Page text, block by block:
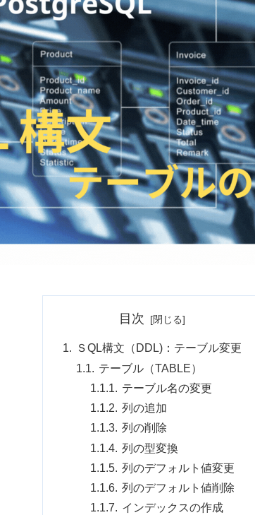
目次
ＳQL構文（DDL)：テーブル変更
テーブル（TABLE）
テーブル名の変更
列の追加
列の削除
列の型変換
列のデフォルト値変更
列のデフォルト値削除
インデックスの作成